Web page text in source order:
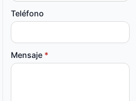
Teléfono
Mensaje *